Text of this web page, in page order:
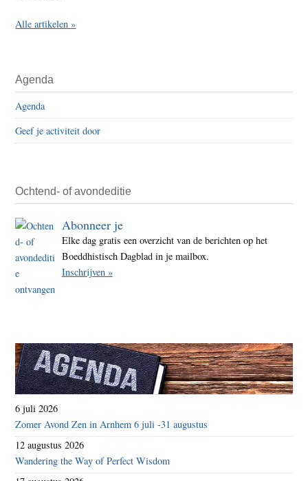
Alle artikelen »
Agenda
Agenda
Geef je activiteit door
Ochtend- of avondeditie
Abonneer je
Elke dag gratis een overzicht van de berichten op het
Boeddhistisch Dagblad in je mailbox.
Inschrijven »
6 juli 2026
Zomer Avond Zen in Arnhem 6 juli -31 augustus
12 augustus 2026
Wandering the Way of Perfect Wisdom